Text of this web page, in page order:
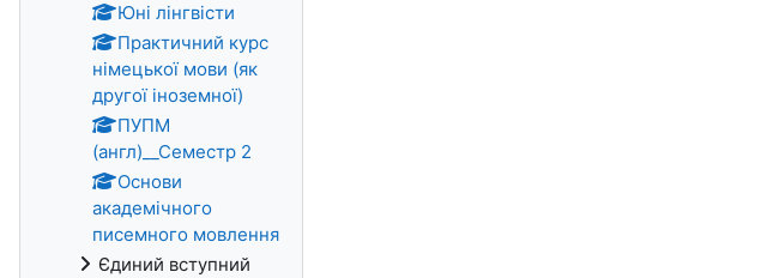
Юні лінгвісти
Практичний курс
німецької мови (як
другої іноземної)
ПУПМ
(англ)__Семестр 2
Основи
академічного
писемного мовлення
Єдиний вступний